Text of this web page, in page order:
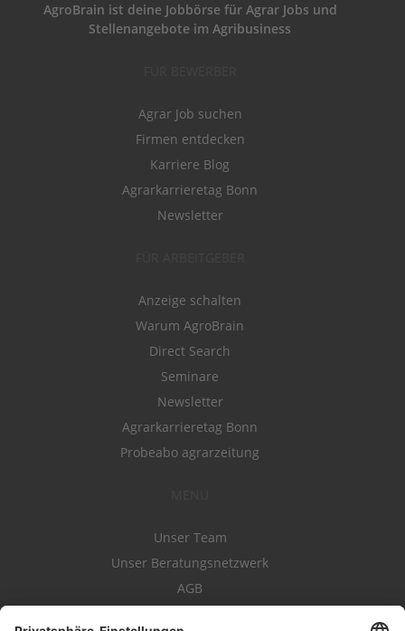
AgroBrain ist deine Jobbörse für Agrar Jobs und
Stellenangebote im Agribusiness
Agrar Job suchen
Firmen entdecken
Karriere Blog
Agrarkarrieretag Bonn
Newsletter
Anzeige schalten
Warum AgroBrain
Direct Search
Seminare
Newsletter
Agrarkarrieretag Bonn
Probeabo agrarzeitung
Unser Team
Unser Beratungsnetzwerk
AGB